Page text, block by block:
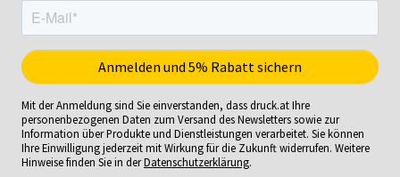
Mit der Anmeldung sind Sie einverstanden, dass druck.at Ihre
personenbezogenen Daten zum Versand des Newsletters sowie zur
Information über Produkte und Dienstleistungen verarbeitet. Sie können
Ihre Einwilligung jederzeit mit Wirkung für die Zukunft widerrufen. Weitere
Hinweise finden Sie in derDatenschutzerklärung.